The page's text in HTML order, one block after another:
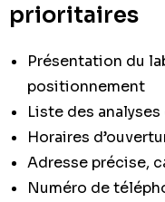
prioritaires
Présentation du
positionnement
Liste des
Horaires
Adresse précise,
Numéro de